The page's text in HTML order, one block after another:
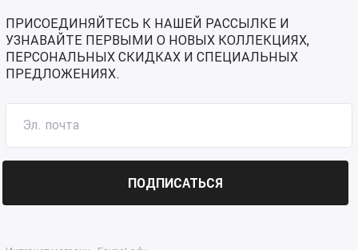
ПРИСОЕДИНЯЙТЕСЬ К НАШЕЙ РАССЫЛКЕ И
УЗНАВАЙТЕ ПЕРВЫМИ О НОВЫХ КОЛЛЕКЦИЯХ,
ПЕРСОНАЛЬНЫХ СКИДКАХ И СПЕЦИАЛЬНЫХ
ПРЕДЛОЖЕНИЯХ.
ПОДПИСАТЬСЯ